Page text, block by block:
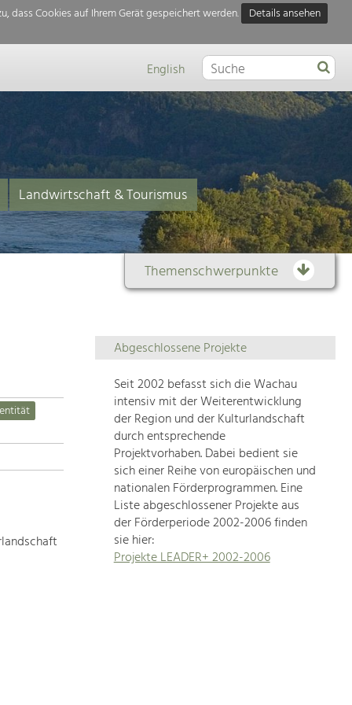
dass Cookies auf Ihrem Gerät gespeichert werden.
Details ansehen
English
Landwirtschaft & Tourismus
Themenschwerpunkte
Themenübersicht
Die
Regionalentwicklung
in
unserer
Region
ist
sehr
vielfältig.
Deshalb
geben
wir
hier
Abgeschlossene Projekte
Seit 2002 befasst sich die Wachau
intensiv mit der Weiterentwicklung
der Region und der Kulturlandschaft
durch entsprechende
Projektvorhaben. Dabei bedient sie
sich einer Reihe von europäischen und
nationalen Förderprogrammen. Eine
Liste abgeschlossener Projekte aus
der Förderperiode 2002-2006 finden
sie hier:
Projekte LEADER+ 2002-2006